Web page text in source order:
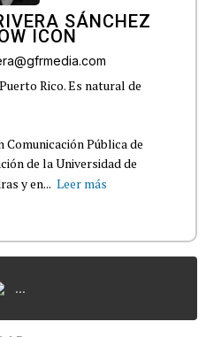
SÁNCHEZ
Rico. Es natural de
Pública de
de la Universidad de
y en... Leer más
...